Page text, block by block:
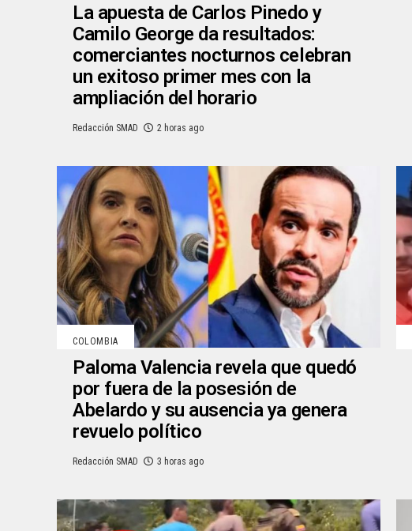
La apuesta de Carlos Pinedo y
Camilo George da resultados:
comerciantes nocturnos celebran
un exitoso primer mes con la
ampliación del horario
Redacción SMAD 2 horas ago
COLOMBIA
Paloma Valencia revela que quedó
por fuera de la posesión de
Abelardo y su ausencia ya genera
revuelo político
Redacción SMAD 3 horas ago